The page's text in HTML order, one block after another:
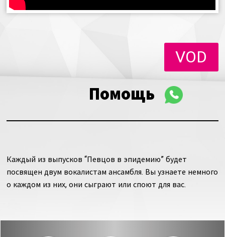
Помощь
VOD
Каждый из выпусков “Певцов в эпидемию” будет
посвящен двум вокалистам ансамбля. Вы узнаете немного
о каждом из них, они сыграют или споют для вас.